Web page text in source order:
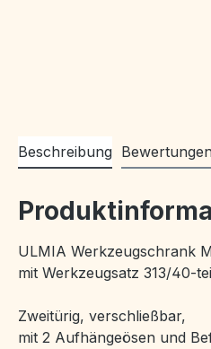
Beschreibung
ULMIA Werkzeugschrank
mit Werkzeugsatz 313/40-
Zweitürig, verschließbar,
mit 2 Aufhängeösen und